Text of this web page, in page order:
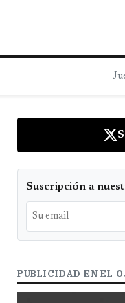
Suscripción a
PUBLICIDAD EN EL